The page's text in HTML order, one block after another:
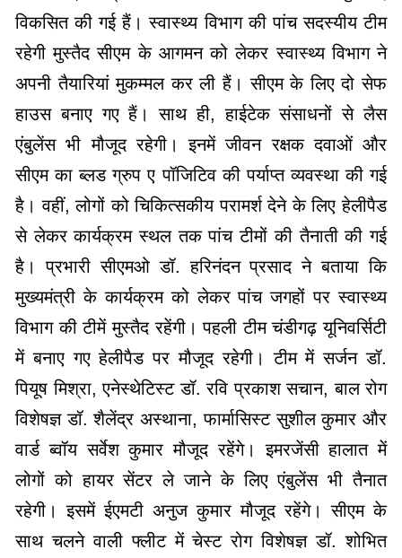
विकसित की गई हैं। स्वास्थ्य विभाग की पांच सदस्यीय टीम
रहेगी मुस्तैद सीएम के आगमन को लेकर स्वास्थ्य विभाग ने
अपनी तैयारियां मुकम्मल कर ली हैं। सीएम के लिए दो सेफ
हाउस बनाए गए हैं। साथ ही, हाईटेक संसाधनों से लैस
एंबुलेंस भी मौजूद रहेगी। इनमें जीवन रक्षक दवाओं और
सीएम का ब्लड ग्रुप ए पॉजिटिव की पर्याप्त व्यवस्था की गई
है। वहीं, लोगों को चिकित्सकीय परामर्श देने के लिए हेलीपैड
से लेकर कार्यक्रम स्थल तक पांच टीमों की तैनाती की गई
है। प्रभारी सीएमओ डॉ. हरिनंदन प्रसाद ने बताया कि
मुख्यमंत्री के कार्यक्रम को लेकर पांच जगहों पर स्वास्थ्य
विभाग की टीमें मुस्तैद रहेंगी। पहली टीम चंडीगढ़ यूनिवर्सिटी
में बनाए गए हेलीपैड पर मौजूद रहेगी। टीम में सर्जन डॉ.
पियूष मिश्रा, एनेस्थेटिस्ट डॉ. रवि प्रकाश सचान, बाल रोग
विशेषज्ञ डॉ. शैलेंद्र अस्थाना, फार्मासिस्ट सुशील कुमार और
वार्ड ब्वॉय सर्वेश कुमार मौजूद रहेंगे। इमरजेंसी हालात में
लोगों को हायर सेंटर ले जाने के लिए एंबुलेंस भी तैनात
रहेगी। इसमें ईएमटी अनुज कुमार मौजूद रहेंगे। सीएम के
साथ चलने वाली फ्लीट में चेस्ट रोग विशेषज्ञ डॉ. शोभित